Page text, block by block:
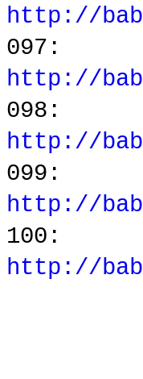
http://
097:
http://
098:
http://
099:
http://
100:
http://